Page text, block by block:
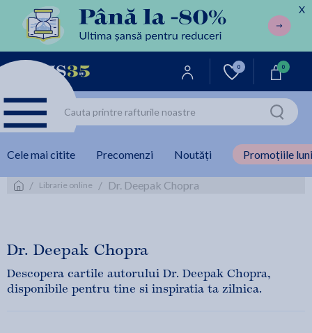
X
0 0
Cele mai citite Precomenzi Noutăți Promoțiile
/ Librarie online / Dr. Deepak Chopra
Dr. Deepak Chopra
Descopera cartile autorului Dr. Deepak Chopra,
disponibile pentru tine si inspiratia ta zilnica.